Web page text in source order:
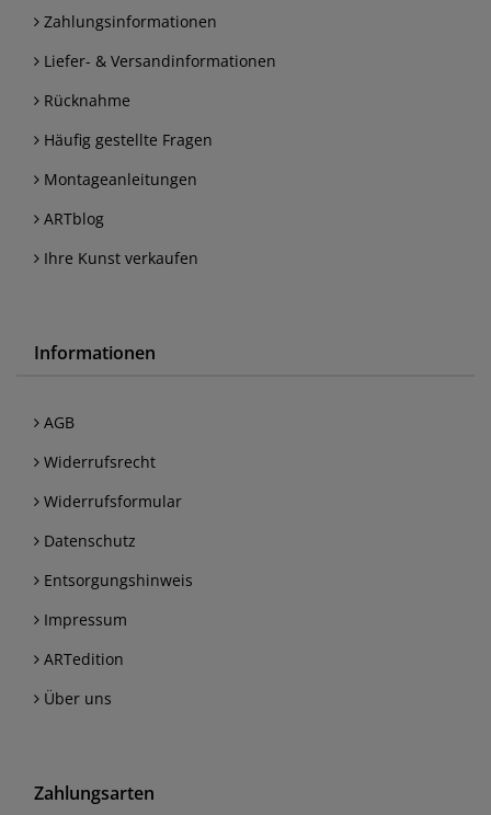
Zahlungsinformationen
Liefer- & Versandinformationen
Rücknahme
Häufig gestellte Fragen
Montageanleitungen
ARTblog
Ihre Kunst verkaufen
Informationen
AGB
Widerrufsrecht
Widerrufsformular
Datenschutz
Entsorgungshinweis
Impressum
ARTedition
Über uns
Zahlungsarten